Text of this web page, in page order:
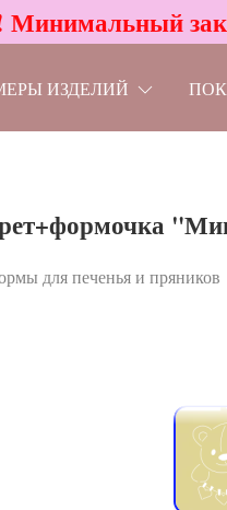
Минимальный
ИЗДЕЛИЙ
для печенья и пряников